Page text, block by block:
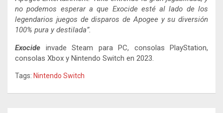
no podemos esperar a que Exocide esté al lado de los
legendarios juegos de disparos de Apogee y su diversión
100% pura y destilada”.
Exocide invade Steam para PC, consolas PlayStation,
consolas Xbox y Nintendo Switch en 2023.
Tags: Nintendo Switch